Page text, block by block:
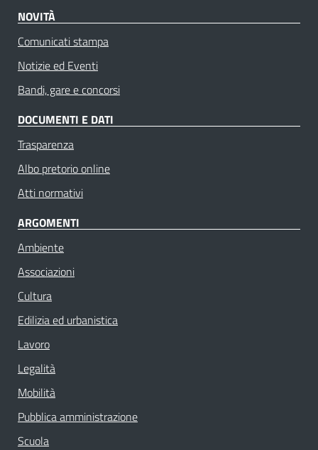
NOVITÀ
Comunicati stampa
Notizie ed Eventi
Bandi, gare e concorsi
DOCUMENTI E DATI
Trasparenza
Albo pretorio online
Atti normativi
ARGOMENTI
Ambiente
Associazioni
Cultura
Edilizia ed urbanistica
Lavoro
Legalità
Mobilità
Pubblica amministrazione
Scuola